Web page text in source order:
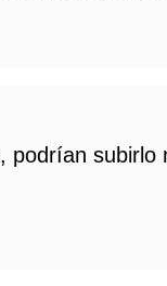
podrían subirlo